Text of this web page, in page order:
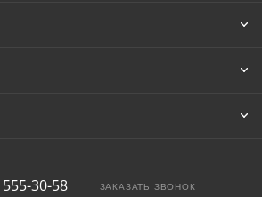
30-58 ЗАКАЗАТЬ ЗВОНОК